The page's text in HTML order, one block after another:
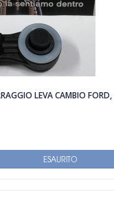
LEVA CAMBIO
ESAURITO